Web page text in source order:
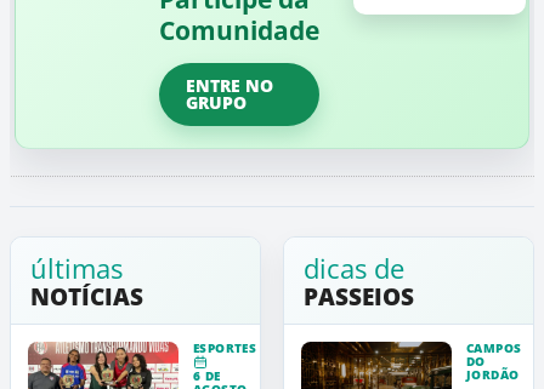
Comunidade
ENTRE NO
GRUPO
últimas
NOTÍCIAS
ESPORTES
6 DE
dicas de
PASSEIOS
CAMPOS
DO
JORDÃO